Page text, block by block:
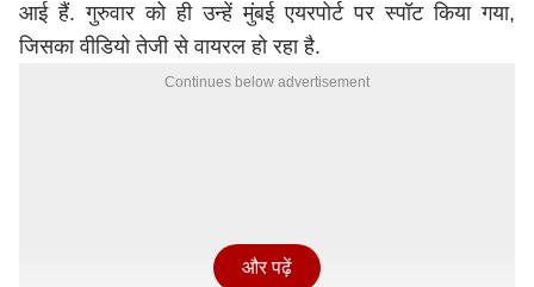
आई हैं. गुरुवार को ही उन्हें मुंबई एयरपोर्ट पर स्पॉट किया गया,
जिसका वीडियो तेजी से वायरल हो रहा है.
Continues below advertisement
और पढ़ें